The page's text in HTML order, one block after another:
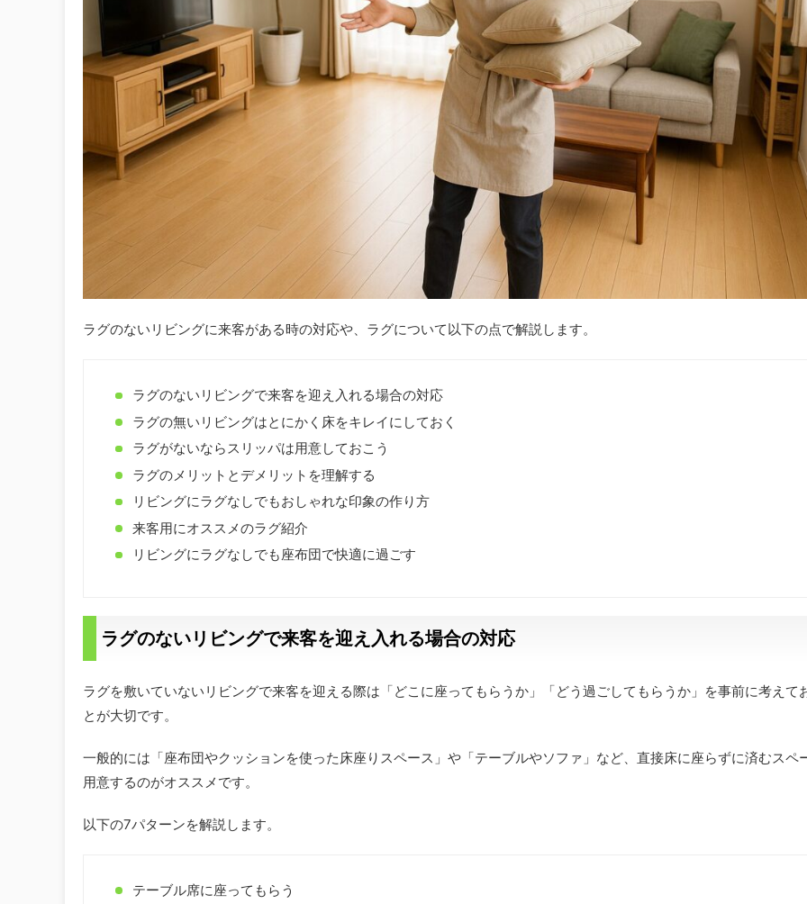
ラグのないリビングに来客がある時の対応や、ラグについて以下の点で解説します。
ラグのないリビングで来客を迎え入れる場合の対応
ラグの無いリビングはとにかく床をキレイにしておく
ラグがないならスリッパは用意しておこう
ラグのメリットとデメリットを理解する
リビングにラグなしでもおしゃれな印象の作り方
来客用にオススメのラグ紹介
リビングにラグなしでも座布団で快適に過ごす
ラグのないリビングで来客を迎え入れる場合の対応
ラグを敷いていないリビングで来客を迎える際は「どこに座ってもらうか」「どう過ごしてもらうか」を事前に考えて
とが大切です。
一般的には「座布団やクッションを使った床座りスペース」や「テーブルやソファ」など、直接床に座らずに済むスペ
用意するのがオススメです。
以下の7パターンを解説します。
テーブル席に座ってもらう